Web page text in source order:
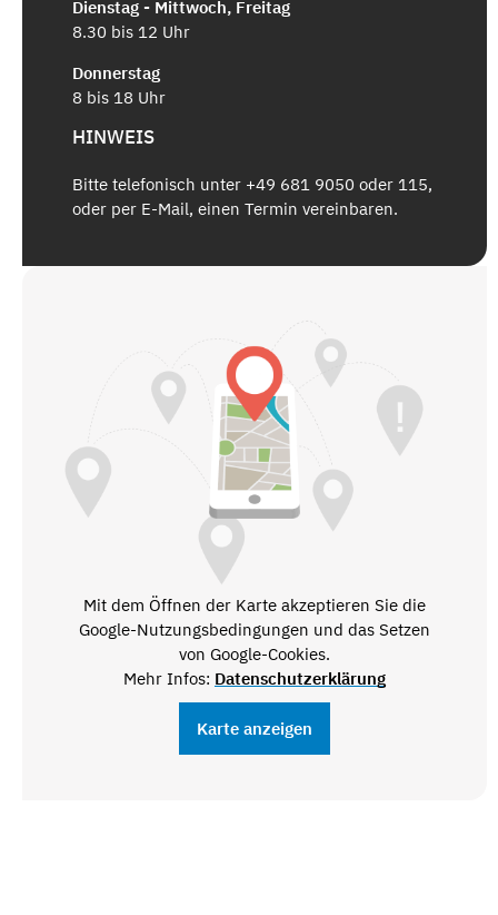
Dienstag - Mittwoch, Freitag
8.30 bis 12 Uhr
Donnerstag
8 bis 18 Uhr
HINWEIS
Bitte telefonisch unter +49 681 9050 oder 115,
oder per E-Mail, einen Termin vereinbaren.
Mit dem Öffnen der Karte akzeptieren Sie die
Google-Nutzungsbedingungen und das Setzen
von Google-Cookies.
Mehr Infos: Datenschutzerklärung
Karte anzeigen